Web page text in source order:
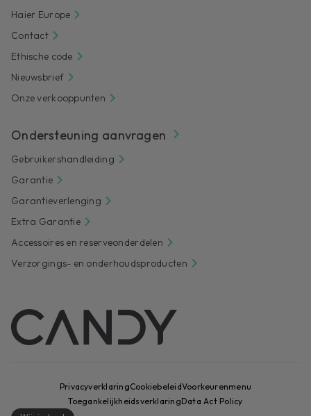
Haier Europe
Contact
Ethische code
Nieuwsbrief
Onze verkooppunten
Ondersteuning aanvragen
Gebruikershandleiding
Garantie
Garantieverlenging
Extra Garantie
Accessoires en reserveonderdelen
Verzorgings- en onderhoudsproducten
PrivacyverklaringCookiebeleidVoorkeurenmenu
ToegankelijkheidsverklaringData Act Policy